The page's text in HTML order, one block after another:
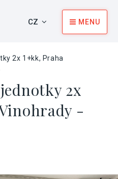
CZ MENU
2x 1+kk, Praha
2x
-